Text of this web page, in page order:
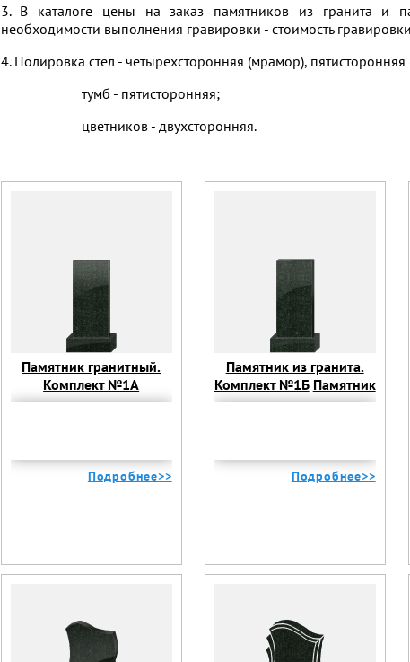
3. В каталоге цены на заказ памятников из гранита и
необходимости выполнения гравировки - стоимость
4. Полировка стел - четырехсторонняя (мрамор), пятисторонняя
тумб - пятисторонняя;
цветников - двухсторонняя.
Памятник гранитный.
Комплект №1А
Памятник гранитный.
Подробнее>>
Памятник из гранита.
Комплект №1Б Памятник
из гранита. Комплект
Подробнее>>